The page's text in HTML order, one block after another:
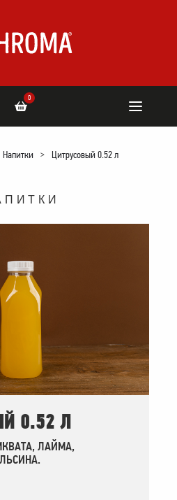
0
Напитки > Цитрусовый 0.52 л
0.52 Л
ЛАЙМА,